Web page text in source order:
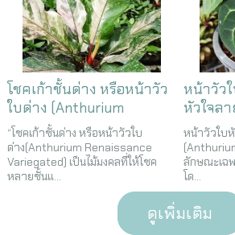
โชคเก้าชั้นด่าง หรือหน้าวัว
ใบด่าง (Anthurium​
Renaissance Variegated)
“โชคเก้าชั้นด่าง หรือหน้าวัวใบ
ด่าง(Anthurium​ Renaissance
Variegated) เป็นไม้มงคลที่ให้โชค
หลายชั้นแ...
หน้าวัว
หัวใจล
หน้าวัวใบ
ลักษณะเฉ
โด...
ดูเพิ่มเติม